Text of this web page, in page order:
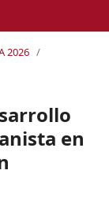
2026 /
en